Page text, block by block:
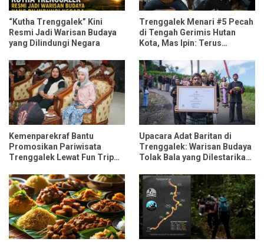
“Kutha Trenggalek” Kini
Resmi Jadi Warisan Budaya
yang Dilindungi Negara
Trenggalek Menari #5 Pecah
di Tengah Gerimis Hutan
Kota, Mas Ipin: Terus
Kemenparekraf Bantu
Promosikan Pariwisata
Trenggalek Lewat Fun Trip
Media Nasional
Upacara Adat Baritan di
Trenggalek: Warisan Budaya
Tolak Bala yang Dilestarikan